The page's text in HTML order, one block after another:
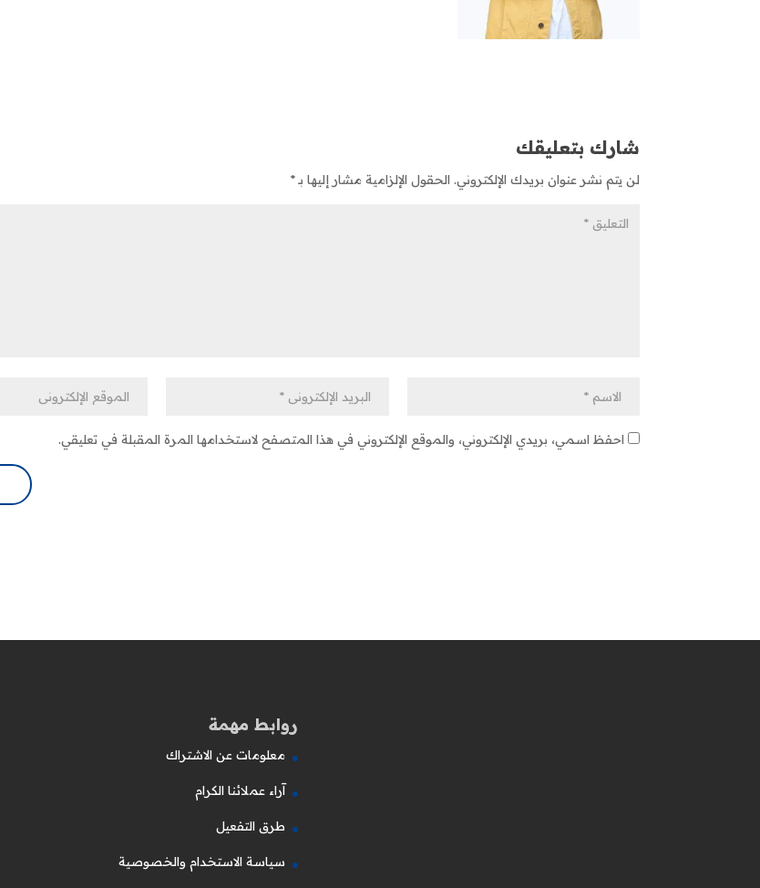
شارك بتعليقك
لن يتم نشر عنوان بريدك الإلكتروني. الحقول الإلزامية مشار إليها بـ*
احفظ اسمي، بريدي الإلكتروني، والموقع الإلكتروني في هذا المتصفح لاستخدامها المرة المقبلة في تعليقي.
روابط مهمة
معلومات عن الاشتراك
آراء عملائنا الكرام
طرق التفعيل
سياسة الاستخدام والخصوصية